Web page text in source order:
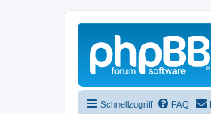
Schnellzugriff FAQ